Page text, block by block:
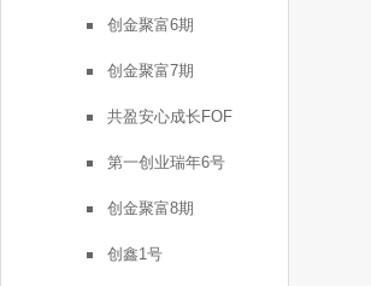
创金聚富6期
创金聚富7期
共盈安心成长FOF
第一创业瑞年6号
创金聚富8期
创鑫1号